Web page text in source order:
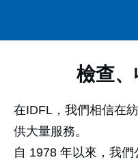
檢查
在IDFL，我們相信在
供大量服務。
自 1978 年以來，我